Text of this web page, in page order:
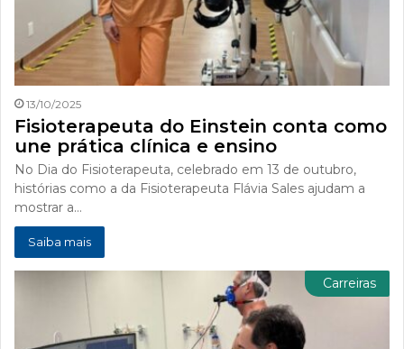
13/10/2025
Fisioterapeuta do Einstein conta como
une prática clínica e ensino
No Dia do Fisioterapeuta, celebrado em 13 de outubro,
histórias como a da Fisioterapeuta Flávia Sales ajudam a
mostrar a…
Saiba mais
Carreiras